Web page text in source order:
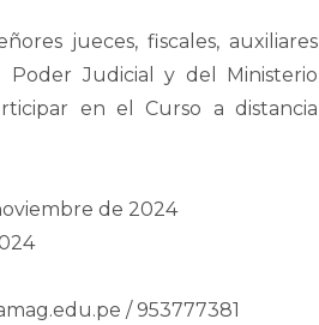
jueces, fiscales, auxiliares
Poder Judicial y del Ministerio
en el Curso a distancia
de 2024
/ 953777381